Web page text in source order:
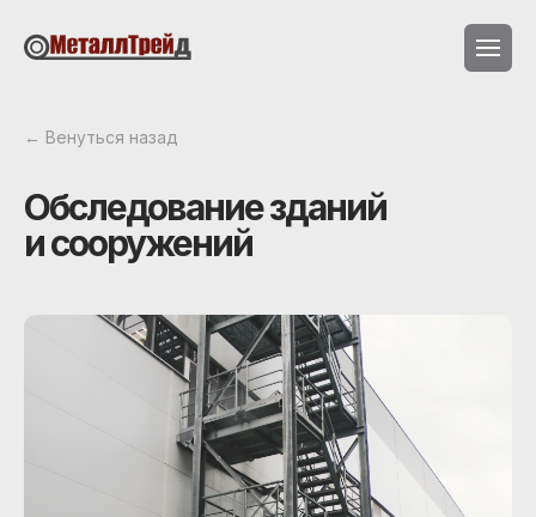
← Венуться назад
Обследование зданий
и сооружений